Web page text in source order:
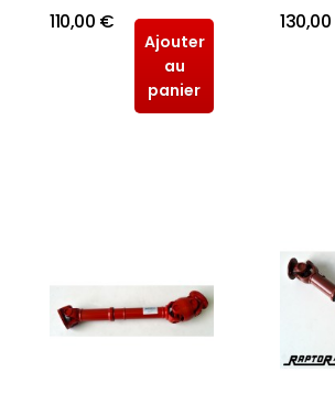
110,00 €
Ajouter
au
panier